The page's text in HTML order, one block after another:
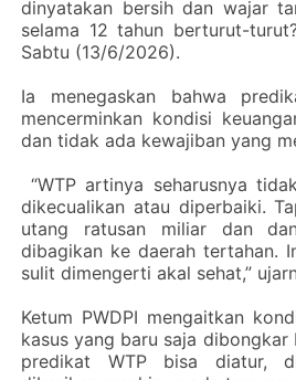
dinyatakan bersih dan wajar
selama 12 tahun berturut-
Sabtu (13/6/2026).
‎Ia menegaskan bahwa
mencerminkan kondisi
dan tidak ada kewajiban yang
“WTP artinya seharusnya
dikecualikan atau diperbaiki.
utang ratusan miliar dan
dibagikan ke daerah tertahan.
sulit dimengerti akal sehat,”
‎Ketum PWDPI mengaitkan
kasus yang baru saja dibongkar
predikat WTP bisa diatur,